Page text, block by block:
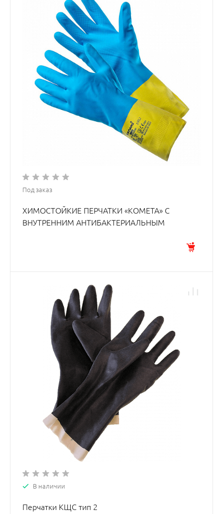
Под заказ
ХИМОСТОЙКИЕ ПЕРЧАТКИ «КОМЕТА» С
ВНУТРЕННИМ АНТИБАКТЕРИАЛЬНЫМ
В наличии
Перчатки КЩС тип 2